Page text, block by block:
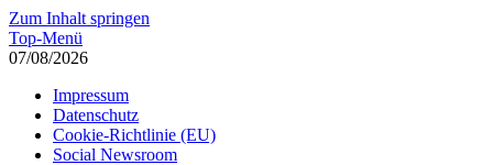
Zum Inhalt springen
Top-Menü
07/08/2026
Impressum
Datenschutz
Cookie-Richtlinie (EU)
Social Newsroom